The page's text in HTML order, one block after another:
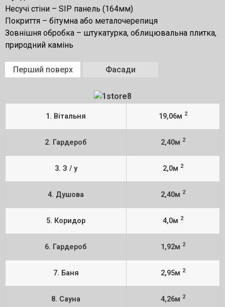
Несучі стіни – SIP панель (164мм)
Покриття – бітумна або металочерепиця
Зовнішня обробка – штукатурка, облицювальна плитка,
природний камінь
Перший поверх Фасади
1. Вітальня 19,06м 2
2. Гардероб 2,40м 2
3. З / у 2,0м 2
4. Душова 2,40м 2
5. Коридор 4,0м 2
6. Гардероб 1,92м 2
7. Баня 2,95м 2
8. Сауна 4,26м 2